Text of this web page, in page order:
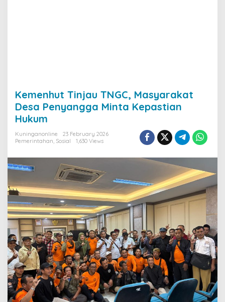
Kemenhut Tinjau TNGC, Masyarakat
Desa Penyangga Minta Kepastian
Hukum
Kuninganonline
23 February 2026
Pemerintahan, Sosial 1,630 Views